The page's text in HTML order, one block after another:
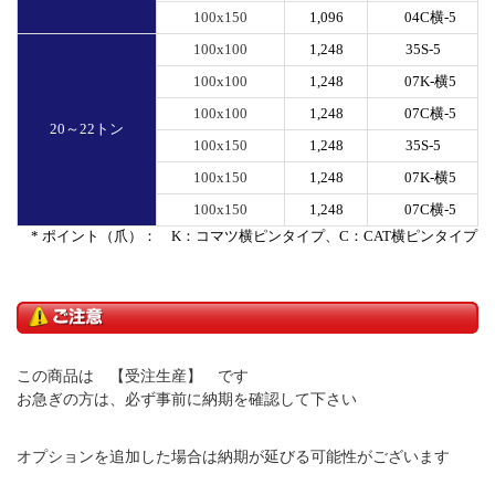
100x150
1,096 04C横-5
20～22トン
100x100 1,248
35S-5
100x100
1,248
07K-横5
100x100
1,248
07C横-5
100x150
1,248
35S-5
100x150
1,248
07K-横5
100x150
1,248
07C横-5
* ポイント（爪）： K：コマツ横ピンタイプ、C：CAT横ピンタイプ
この商品は 【受注生産】 です
お急ぎの方は、必ず事前に納期を確認して下さい
オプションを追加した場合は納期が延びる可能性がございます